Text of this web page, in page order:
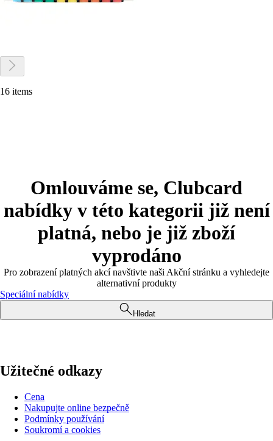
16 items
Omlouváme se, Clubcard
nabídky v této kategorii již není
platná, nebo je již zboží
vyprodáno
Pro zobrazení platných akcí navštivte naši Akční stránku a vyhledejte
alternativní produkty
Speciální nabídky
Hledat
Užitečné odkazy
Cena
Nakupujte online bezpečně
Podmínky používání
Soukromí a cookies